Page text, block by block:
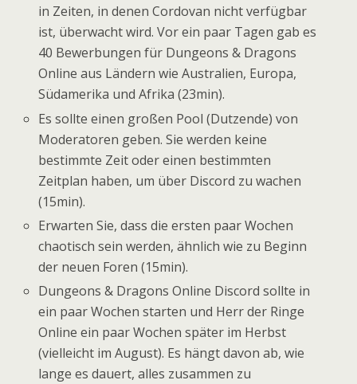
in Zeiten, in denen Cordovan nicht verfügbar
ist, überwacht wird. Vor ein paar Tagen gab es
40 Bewerbungen für Dungeons & Dragons
Online aus Ländern wie Australien, Europa,
Südamerika und Afrika (23min).
Es sollte einen großen Pool (Dutzende) von
Moderatoren geben. Sie werden keine
bestimmte Zeit oder einen bestimmten
Zeitplan haben, um über Discord zu wachen
(15min).
Erwarten Sie, dass die ersten paar Wochen
chaotisch sein werden, ähnlich wie zu Beginn
der neuen Foren (15min).
Dungeons & Dragons Online Discord sollte in
ein paar Wochen starten und Herr der Ringe
Online ein paar Wochen später im Herbst
(vielleicht im August). Es hängt davon ab, wie
lange es dauert, alles zusammen zu